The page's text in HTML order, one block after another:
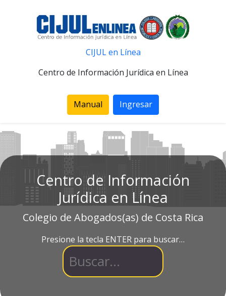
CIJUL en Línea
Centro de Información Jurídica en Línea
Manual Ingresar
Centro de Información
Jurídica en Línea
Colegio de Abogados(as) de Costa Rica
Presione la tecla ENTER para buscar…